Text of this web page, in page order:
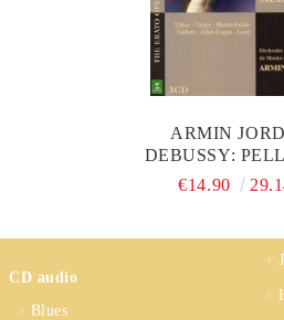
ARMIN
DEBUSSY:
MELISANDE
€14.90
CD audio
Blues